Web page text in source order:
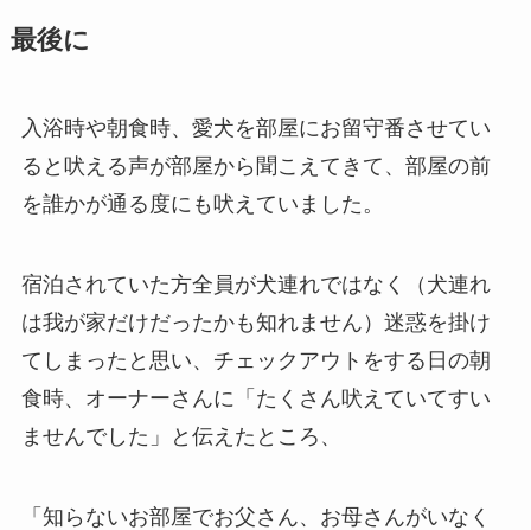
最後に
入浴時や朝食時、愛犬を部屋にお留守番させてい
ると吠える声が部屋から聞こえてきて、部屋の前
を誰かが通る度にも吠えていました。
宿泊されていた方全員が犬連れではなく（犬連れ
は我が家だけだったかも知れません）迷惑を掛け
てしまったと思い、チェックアウトをする日の朝
食時、オーナーさんに「たくさん吠えていてすい
ませんでした」と伝えたところ、
「知らないお部屋でお父さん、お母さんがいなく